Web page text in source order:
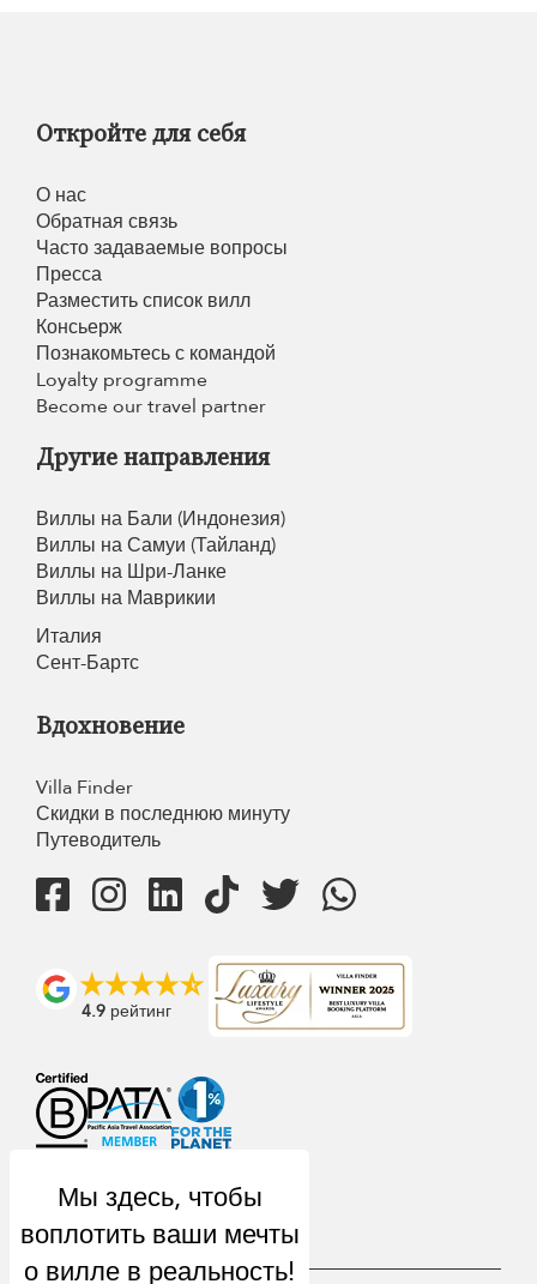
Откройте для себя
О нас
Обратная связь
Часто задаваемые вопросы
Пресса
Разместить список вилл
Консьерж
Познакомьтесь с командой
Loyalty programme
Become our travel partner
Другие направления
Виллы на Бали (Индонезия)
Виллы на Самуи (Тайланд)
Виллы на Шри-Ланке
Виллы на Маврикии
Италия
Сент-Бартс
Вдохновение
Villa Finder
Скидки в последнюю минуту
Путеводитель
4.9 рейтинг